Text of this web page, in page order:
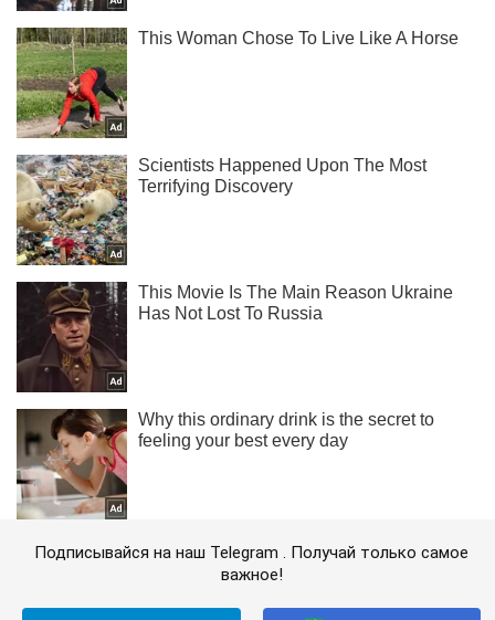
Подписывайся на наш Telegram . Получай только самое
важное!